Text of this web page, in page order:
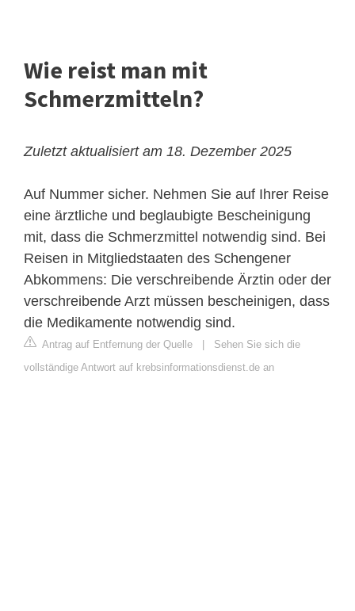
Wie reist man mit
Schmerzmitteln?
Zuletzt aktualisiert am 18. Dezember 2025
Auf Nummer sicher. Nehmen Sie auf Ihrer Reise
eine ärztliche und beglaubigte Bescheinigung
mit, dass die Schmerzmittel notwendig sind. Bei
Reisen in Mitgliedstaaten des Schengener
Abkommens: Die verschreibende Ärztin oder der
verschreibende Arzt müssen bescheinigen, dass
die Medikamente notwendig sind.
Antrag auf Entfernung der Quelle
Sehen Sie sich die
vollständige Antwort auf krebsinformationsdienst.de an